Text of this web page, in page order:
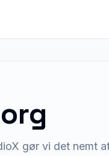
gør vi det nemt